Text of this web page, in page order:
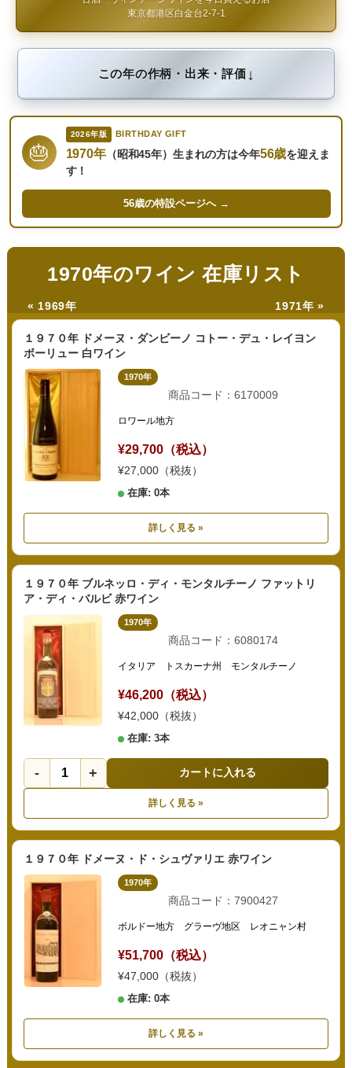
東京都港区白金台2-7-1
この年の作柄・出来・評価↓
🎂
2026年版 BIRTHDAY GIFT
1970年（昭和45年）生まれの方は今年56歳を迎えま
す！
56歳の特設ページへ →
1970年のワイン 在庫リスト
« 1969年 1971年 »
１９７０年 ドメーヌ・ダンビーノ コトー・デュ・レイヨン
ボーリュー 白ワイン
1970年
商品コード：6170009
ロワール地方
¥29,700（税込）
¥27,000（税抜）
在庫: 0本
詳しく見る »
１９７０年 ブルネッロ・ディ・モンタルチーノ ファットリ
ア・ディ・バルビ 赤ワイン
1970年
商品コード：6080174
イタリア トスカーナ州 モンタルチーノ
¥46,200（税込）
¥42,000（税抜）
在庫: 3本
- + カートに入れる
詳しく見る »
１９７０年 ドメーヌ・ド・シュヴァリエ 赤ワイン
1970年
商品コード：7900427
ボルドー地方 グラーヴ地区 レオニャン村
¥51,700（税込）
¥47,000（税抜）
在庫: 0本
詳しく見る »